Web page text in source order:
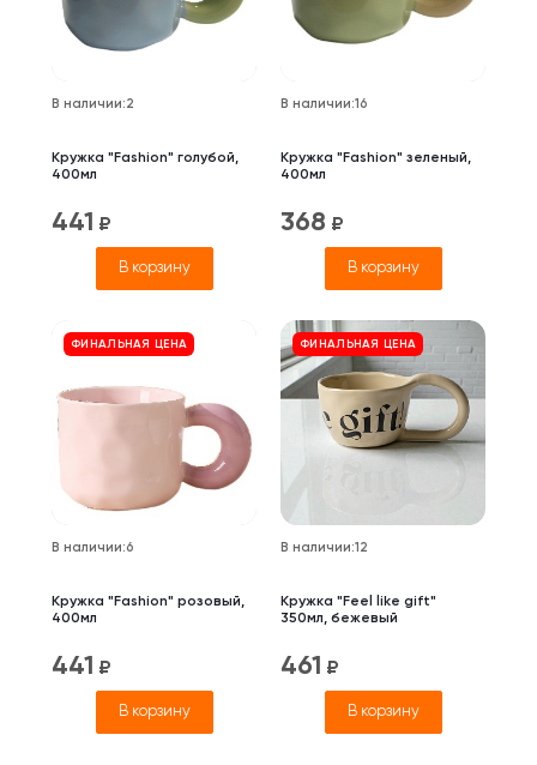
В наличии:2
Кружка "Fashion" голубой,
400мл
441 ₽
В корзину
В наличии:16
Кружка "Fashion" зеленый,
400мл
368 ₽
В корзину
ФИНАЛЬНАЯ ЦЕНА
В наличии:6
Кружка "Fashion" розовый,
400мл
441 ₽
В корзину
ФИНАЛЬНАЯ ЦЕНА
В наличии:12
Кружка "Feel like gift"
350мл, бежевый
461 ₽
В корзину